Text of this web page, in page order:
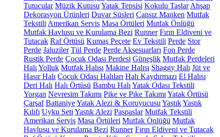
Tutucular Müzik Kutusu Yatak Tepsisi Kokulu Taşlar Ahşap
Dekorasyon Ürünleri Duvar Süsleri Cansız Manken Mutfak
Tekstili Amerikan Servis Masa Örtüleri Mutfak Önlüğü
Mutfak Havlusu ve Kurulama Bezi Runner Fırın Eldiveni ve
Tutacak Raf Örtüsü Kumaş Peçete Ev Tekstili Perde Stor
Perde Jaluziler Tül Perde Perde Aksesuarları Fon Perde
Rustik Perde Çocuk Odası Perdesi Güneşlik Mutfak Perdeleri
Halı Yolluk Mutfak Halısı Makine Halısı Shaggy Halı Jüt ve
Hasır Halı Çocuk Odası Halıları Halı Kaydırmazı El Halısı
Deri Halı Halı Örtüsü Bambu Halı Yatak Odası Tekstili
Yorgan Nevresim Takımı Pike ve Pike Takımı Yatak Örtüsü
Çarşaf BattaniyeYatak Alezi & Koruyucusu YastıkYastık
Kılıfı Uyku Seti Yastık Alezi Paspaslar Mutfak Tekstili
Amerikan Servis Masa Örtüleri Mutfak Önlüğü Mutfak
Havlusu ve Kurulama Bezi Runner Fırın Eldiveni ve Tutacak